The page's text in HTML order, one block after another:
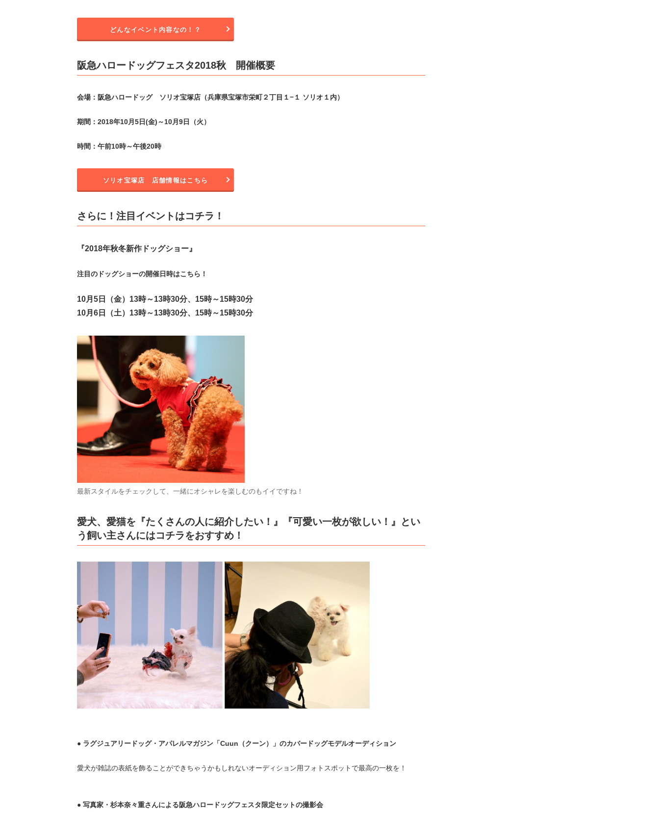
どんなイベント内容なの！？
阪急ハロードッグフェスタ2018秋 開催概要
会場：阪急ハロードッグ ソリオ宝塚店（兵庫県宝塚市栄町２丁目１−１ ソリオ１内）
期間：2018年10月5日(金)～10月9日（火）
時間：午前10時～午後20時
ソリオ宝塚店 店舗情報はこちら
さらに！注目イベントはコチラ！
『2018年秋冬新作ドッグショー』
注目のドッグショーの開催日時はこちら！
10月5日（金）13時～13時30分、15時～15時30分
10月6日（土）13時～13時30分、15時～15時30分
最新スタイルをチェックして、一緒にオシャレを楽しむのもイイですね！
愛犬、愛猫を『たくさんの人に紹介したい！』『可愛い一枚が欲しい！』とい
う飼い主さんにはコチラをおすすめ！
● ラグジュアリードッグ・アパレルマガジン「Cuun（クーン）」のカバードッグモデルオーディション
愛犬が雑誌の表紙を飾ることができちゃうかもしれないオーディション用フォトスポットで最高の一枚を！
● 写真家・杉本奈々重さんによる阪急ハロードッグフェスタ限定セットの撮影会